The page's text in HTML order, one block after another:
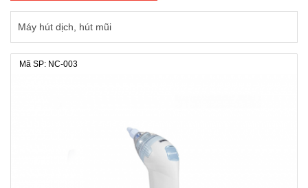
Máy hút dịch, hút mũi
Mã SP: NC-003